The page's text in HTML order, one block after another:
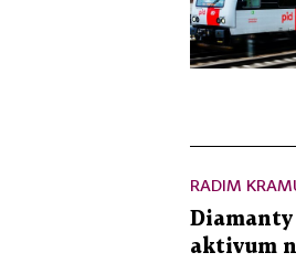
RADIM
Diamanty
aktivum